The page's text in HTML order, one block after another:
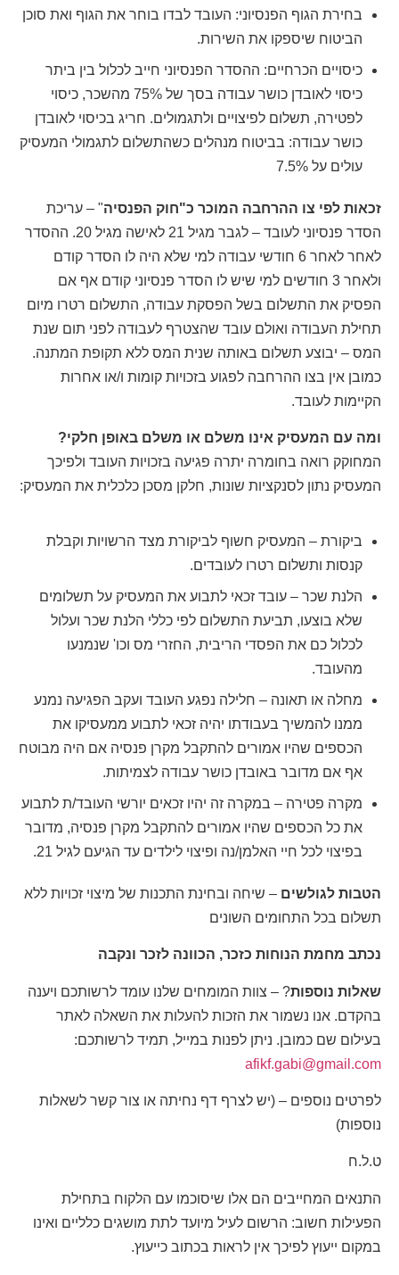
בחירת הגוף הפנסיוני: העובד לבדו בוחר את הגוף ואת סוכן
הביטוח שיספקו את השירות.
כיסויים הכרחיים: ההסדר הפנסיוני חייב לכלול בין ביתר
כיסוי לאובדן כושר עבודה בסך של 75% מהשכר, כיסוי
לפטירה, תשלום לפיצויים ולתגמולים. חריג בכיסוי לאובדן
כושר עבודה: בביטוח מנהלים כשהתשלום לתגמולי המעסיק
עולים על 7.5%
זכאות לפי צו ההרחבה המוכר כ"חוק הפנסיה" – עריכת
הסדר פנסיוני לעובד – לגבר מגיל 21 לאישה מגיל 20. ההסדר
לאחר לאחר 6 חודשי עבודה למי שלא היה לו הסדר קודם
ולאחר 3 חודשים למי שיש לו הסדר פנסיוני קודם אף אם
הפסיק את התשלום בשל הפסקת עבודה, התשלום רטרו מיום
תחילת העבודה ואולם עובד שהצטרף לעבודה לפני תום שנת
המס – יבוצע תשלום באותה שנית המס ללא תקופת המתנה.
כמובן אין בצו ההרחבה לפגוע בזכויות קומות ו/או אחרות
הקיימות לעובד.
ומה עם המעסיק אינו משלם או משלם באופן חלקי?
המחוקק רואה בחומרה יתרה פגיעה בזכויות העובד ולפיכך
המעסיק נתון לסנקציות שונות, חלקן מסכן כלכלית את המעסיק:
ביקורת – המעסיק חשוף לביקורת מצד הרשויות וקבלת
קנסות ותשלום רטרו לעובדים.
הלנת שכר – עובד זכאי לתבוע את המעסיק על תשלומים
שלא בוצעו, תביעת התשלום לפי כללי הלנת שכר ועלול
לכלול כם את הפסדי הריבית, החזרי מס וכו' שנמנעו
מהעובד.
מחלה או תאונה – חלילה נפגע העובד ועקב הפגיעה נמנע
ממנו להמשיך בעבודתו יהיה זכאי לתבוע ממעסיקו את
הכספים שהיו אמורים להתקבל מקרן פנסיה אם היה מבוטח
אף אם מדובר באובדן כושר עבודה לצמיתות.
מקרה פטירה – במקרה זה יהיו זכאים יורשי העובד/ת לתבוע
את כל הכספים שהיו אמורים להתקבל מקרן פנסיה, מדובר
בפיצוי לכל חיי האלמן/נה ופיצוי לילדים עד הגיעם לגיל 21.
הטבות לגולשים – שיחה ובחינת התכנות של מיצוי זכויות ללא
תשלום בכל התחומים השונים
נכתב מחמת הנוחות כזכר, הכוונה לזכר ונקבה
שאלות נוספות? – צוות המומחים שלנו עומד לרשותכם ויענה
בהקדם. אנו נשמור את הזכות להעלות את השאלה לאתר
בעילום שם כמובן. ניתן לפנות במייל, תמיד לרשותכם:
afikf.gabi@gmail.com
לפרטים נוספים – (יש לצרף דף נחיתה או צור קשר לשאלות
נוספות)
ט.ל.ח
התנאים המחייבים הם אלו שיסוכמו עם הלקוח בתחילת
הפעילות חשוב: הרשום לעיל מיועד לתת מושגים כלליים ואינו
במקום ייעוץ לפיכך אין לראות בכתוב כייעוץ.